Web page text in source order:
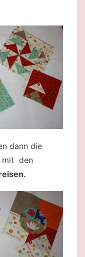
dann die
mit den